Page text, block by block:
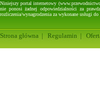
Niniejszy portal internetowy
nie ponosi żadnej odpowiedzialności za
rozliczenia/wynagrodzenia za wykonane usługi
Strona główna | Regulamin |